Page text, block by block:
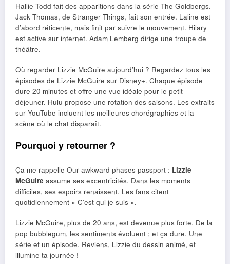
Hallie Todd fait des apparitions dans la série The Goldbergs.
Jack Thomas, de Stranger Things, fait son entrée. Laline est
d’abord réticente, mais finit par suivre le mouvement. Hilary
est active sur internet. Adam Lemberg dirige une troupe de
théâtre.
Où regarder Lizzie McGuire aujourd’hui ? Regardez tous les
épisodes de Lizzie McGuire sur Disney+. Chaque épisode
dure 20 minutes et offre une vue idéale pour le petit-
déjeuner. Hulu propose une rotation des saisons. Les extraits
sur YouTube incluent les meilleures chorégraphies et la
scène où le chat disparaît.
Pourquoi y retourner ?
Ça me rappelle Our awkward phases passport : Lizzie
McGuire assume ses excentricités. Dans les moments
difficiles, ses espoirs renaissent. Les fans citent
quotidiennement « C’est qui je suis ».
Lizzie McGuire, plus de 20 ans, est devenue plus forte. De la
pop bubblegum, les sentiments évoluent ; et ça dure. Une
série et un épisode. Reviens, Lizzie du dessin animé, et
illumine ta journée !